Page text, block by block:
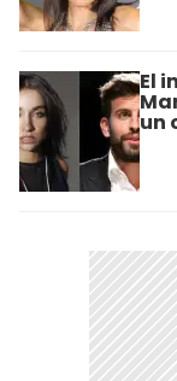
El
un